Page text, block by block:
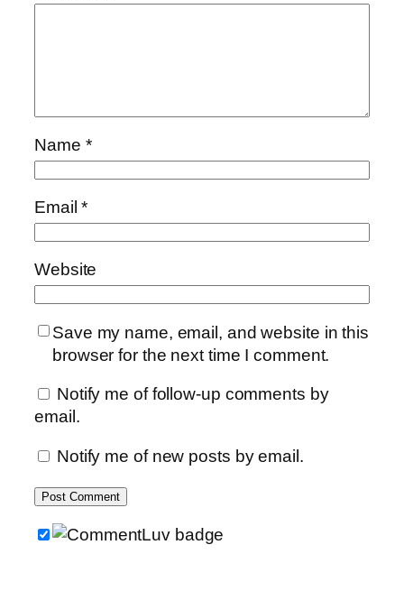
Name *
Email*
Website
Save my name, email, and website in this
browser for the next time I comment.
Notify me of follow-up comments by
email.
Notify me of new posts by email.